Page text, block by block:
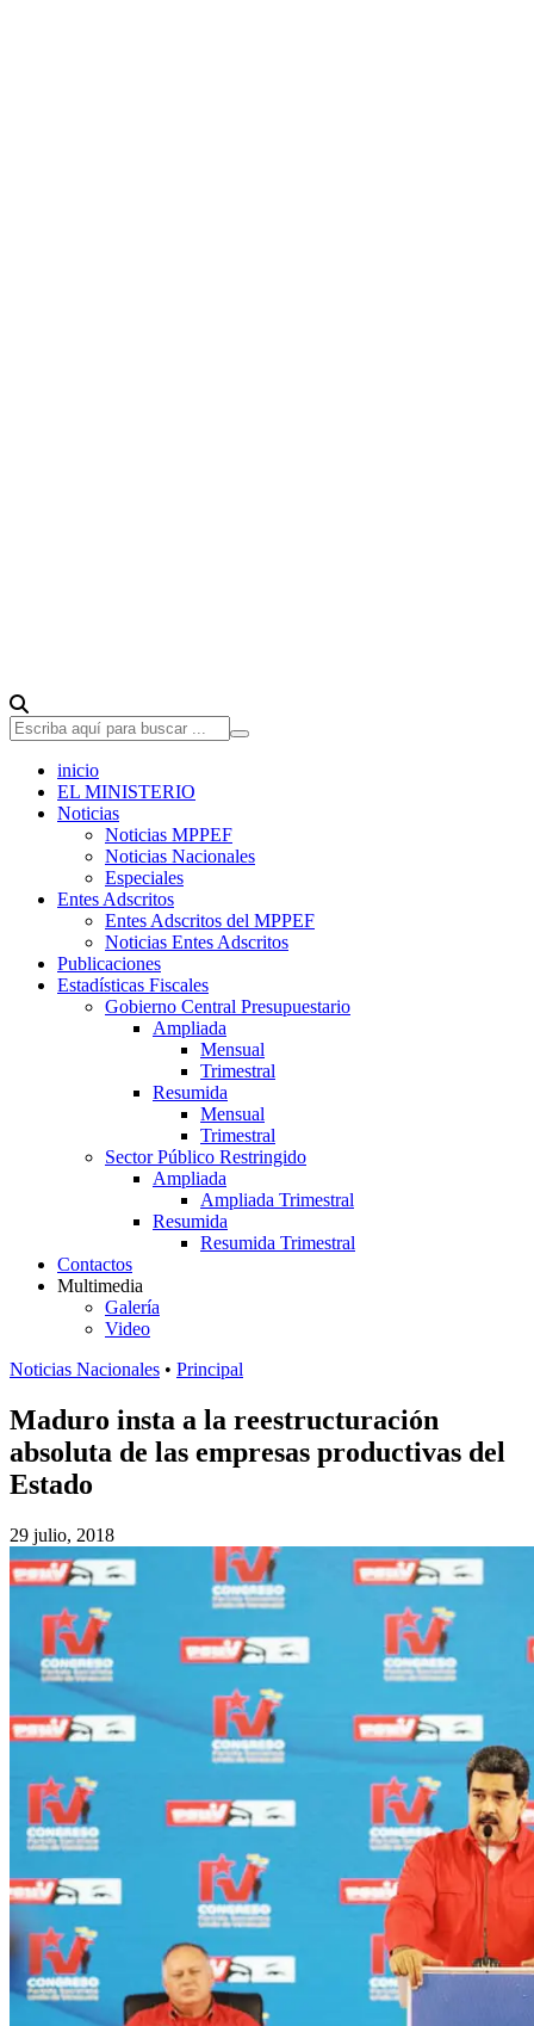
inicio
EL MINISTERIO
Noticias
Noticias MPPEF
Noticias Nacionales
Especiales
Entes Adscritos
Entes Adscritos del MPPEF
Noticias Entes Adscritos
Publicaciones
Estadísticas Fiscales
Gobierno Central Presupuestario
Ampliada
Mensual
Trimestral
Resumida
Mensual
Trimestral
Sector Público Restringido
Ampliada
Ampliada Trimestral
Resumida
Resumida Trimestral
Contactos
Multimedia
Galería
Video
Noticias Nacionales • Principal
Maduro insta a la reestructuración
absoluta de las empresas productivas del
Estado
29 julio, 2018